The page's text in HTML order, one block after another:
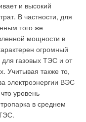
и высокий
В частности, для
того же
мощности в
огромный
газовых ТЭС и от
Учитывая также то,
электроэнергии ВЭС
уровень
в среднем